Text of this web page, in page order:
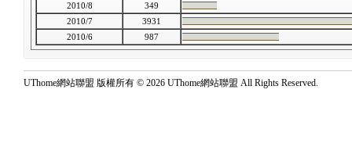
2010/8
349
2010/7
3931
2010/6
987
UThome網站聯盟 版權所有 © 2026 UThome網站聯盟 All Rights Reserved.